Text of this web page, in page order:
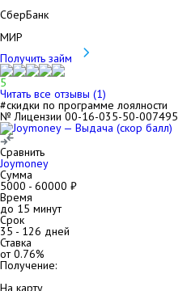
СберБанк
МИР
Получить займ
5
Читать все отзывы (1)
#скидки по программе лоялности
№ Лицензии 00-16-035-50-007495
Сравнить
Joymoney
Сумма
5000 - 60000 ₽
Время
до 15 минут
Срок
35 - 126 дней
Ставка
от0.76%
Получение:
На карту